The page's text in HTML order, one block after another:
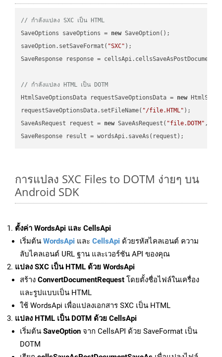
// กำลังแปลง SXC เป็น HTML
SaveOptions saveOptions = new SaveOption();
saveOption.setSaveFormat( "SXC" );
SaveResponse response =
// กำลังแปลง HTML เป็น DOTM
HtmlSaveOptionsData requestSaveOptionsData = new
requestSaveOptionsData.setFileName( "/file.HTML" );
SaveAsRequest request = new SaveAsRequest( "file.DOTM"
การแปลง SXC Files to DOTM ง่ายๆ บน
Android SDK
ตั้งค่า WordsApi และ CellsApi
เริ่มต้น WordsApi และ CellsApi ด้วยรหัสไคลเอนต์ ความ
ลับไคลเอนต์ URL ฐาน และเวอร์ชัน API ของคุณ
แปลง SXC เป็น HTML ด้วย WordsApi
สร้าง ConvertDocumentRequest โดยตั้งชื่อไฟล์ในเครื่อง
และรูปแบบเป็น HTML
ใช้ WordsApi เพื่อแปลงเอกสาร SXC เป็น HTML
แปลง HTML เป็น DOTM ด้วย CellsApi
เริ่มต้น SaveOption จาก CellsAPI ด้วย SaveFormat เป็น
DOTM